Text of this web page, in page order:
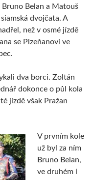
Belan a Matouš
dvojčata. A
než v osmé jízdě
se Plzeňanovi ve
dva borci. Zoltán
dokonce o půl kola
jízdě však Pražan
V prvním kole
už byl za ním
Bruno Belan,
ve druhém i